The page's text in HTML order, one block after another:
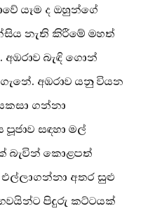
යෑම ද ඔහුන්ගේ
නැති කිරීමේ මහත්
බැඳි ගොන්
අඹරාව යනු වියන
ගන්නා
සඳහා මල්
බැවින් කොළපත්
අතර සුළු
පිදුරු කට්ටයක්